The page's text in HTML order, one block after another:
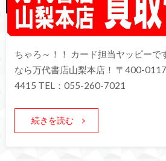
ちゃろ～！！ カード担当ヤッピー
なら万代書店山梨本店！ 〒400-
4415 TEL：055-260-7021
続きを読む